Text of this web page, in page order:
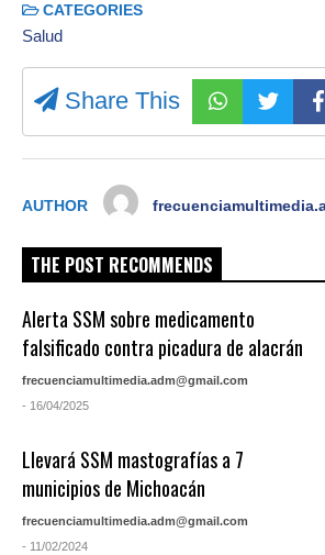
CATEGORIES
Salud
Share This
AUTHOR
THE POST RECOMMENDS
Alerta SSM sobre medicamento
falsificado contra picadura de alacrán
frecuenciamultimedia.adm@gmail.com
- 16/04/2025
Llevará SSM mastografías a 7
municipios de Michoacán
frecuenciamultimedia.adm@gmail.com
- 11/02/2024